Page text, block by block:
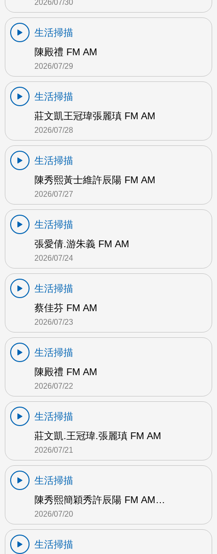
2026/07/30
生活掃描
陳殿禮 FM AM
2026/07/29
生活掃描
莊文凱王冠瑋張麗瑱 FM AM
2026/07/28
生活掃描
陳秀熙黃士維許辰陽 FM AM
2026/07/27
生活掃描
張愛倩.游朱義 FM AM
2026/07/24
生活掃描
蔡佳芬 FM AM
2026/07/23
生活掃描
陳殿禮 FM AM
2026/07/22
生活掃描
莊文凱.王冠瑋.張麗瑱 FM AM
2026/07/21
生活掃描
陳秀熙簡穎秀許辰陽 FM AM…
2026/07/20
生活掃描